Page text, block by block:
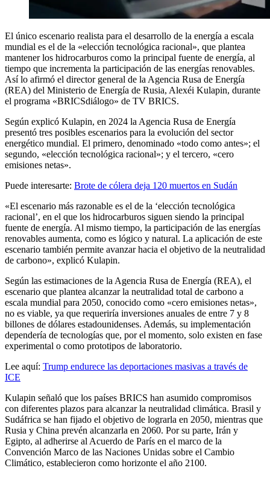
El único escenario realista para el desarrollo de la energía a escala
mundial es el de la «elección tecnológica racional», que plantea
mantener los hidrocarburos como la principal fuente de energía, al
tiempo que incrementa la participación de las energías renovables.
Así lo afirmó el director general de la Agencia Rusa de Energía
(REA) del Ministerio de Energía de Rusia, Alexéi Kulapin, durante
el programa «BRICSdiálogo» de TV BRICS.
Según explicó Kulapin, en 2024 la Agencia Rusa de Energía
presentó tres posibles escenarios para la evolución del sector
energético mundial. El primero, denominado «todo como antes»; el
segundo, «elección tecnológica racional»; y el tercero, «cero
emisiones netas».
Puede interesarte: Brote de cólera deja 120 muertos en Sudán
«El escenario más razonable es el de la ‘elección tecnológica
racional’, en el que los hidrocarburos siguen siendo la principal
fuente de energía. Al mismo tiempo, la participación de las energías
renovables aumenta, como es lógico y natural. La aplicación de este
escenario también permite avanzar hacia el objetivo de la neutralidad
de carbono», explicó Kulapin.
Según las estimaciones de la Agencia Rusa de Energía (REA), el
escenario que plantea alcanzar la neutralidad total de carbono a
escala mundial para 2050, conocido como «cero emisiones netas»,
no es viable, ya que requeriría inversiones anuales de entre 7 y 8
billones de dólares estadounidenses. Además, su implementación
dependería de tecnologías que, por el momento, solo existen en fase
experimental o como prototipos de laboratorio.
Lee aquí: Trump endurece las deportaciones masivas a través de
ICE
Kulapin señaló que los países BRICS han asumido compromisos
con diferentes plazos para alcanzar la neutralidad climática. Brasil y
Sudáfrica se han fijado el objetivo de lograrla en 2050, mientras que
Rusia y China prevén alcanzarla en 2060. Por su parte, Irán y
Egipto, al adherirse al Acuerdo de París en el marco de la
Convención Marco de las Naciones Unidas sobre el Cambio
Climático, establecieron como horizonte el año 2100.